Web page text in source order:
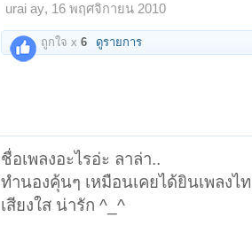
urai ay, 16 พฤศจิกายน 2010
ถูกใจ x 6 ดูรายการ
ชื่อเพลงอะไรอ่ะ ลาล่า..
ทำนองคุ้นๆ เหมือนเคยได้ยินเพลงไ
เสียงใส น่ารัก ^_^